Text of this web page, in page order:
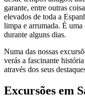
garante, entre outras
elevados de toda a
limpa e arrumada. É
durante alguns dias.
Numa das nossas
verás a fascinante
através dos seus
Excursões em